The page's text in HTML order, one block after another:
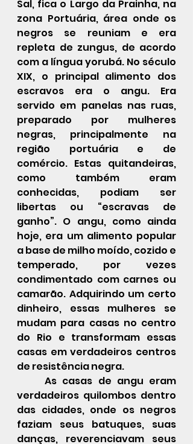
Sal, fica o Largo da Prainha, na
zona Portuária, área onde os
negros se reuniam e era
repleta de zungus, de acordo
com a língua yorubá. No século
XIX, o principal alimento dos
escravos era o angu. Era
servido em panelas nas ruas,
preparado por mulheres
negras, principalmente na
região portuária e de
comércio. Estas quitandeiras,
como também eram
conhecidas, podiam ser
libertas ou “escravas de
ganho”. O angu, como ainda
hoje, era um alimento popular
a base de milho moído, cozido e
temperado, por vezes
condimentado com carnes ou
camarão. Adquirindo um certo
dinheiro, essas mulheres se
mudam para casas no centro
do Rio e transformam essas
casas em verdadeiros centros
de resistência negra.
As casas de angu eram
verdadeiros quilombos dentro
das cidades, onde os negros
faziam seus batuques, suas
danças, reverenciavam seus